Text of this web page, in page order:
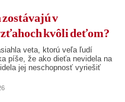
v
kvôli deťom?
veta, ktorú veľa ľudí
píše, že ako dieťa nevidela na
jej neschopnosť vyriešiť